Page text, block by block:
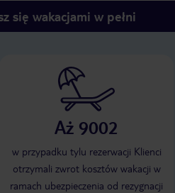
się wakacjami w pełni
Aż 9002
w przypadku tylu rezerwacji Klienci
otrzymali zwrot kosztów wakacji w
ramach ubezpieczenia od rezygnacji